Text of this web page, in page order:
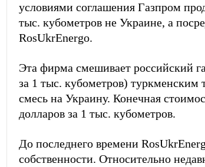
условиями соглашения Газпром
тыс. кубометров не Украине, а
RosUkrEnergo.
Эта фирма смешивает российский
за 1 тыс. кубометров) туркменским
смесь на Украину. Конечная
долларов за 1 тыс. кубометров.
До последнего времени
собственности. Относительно